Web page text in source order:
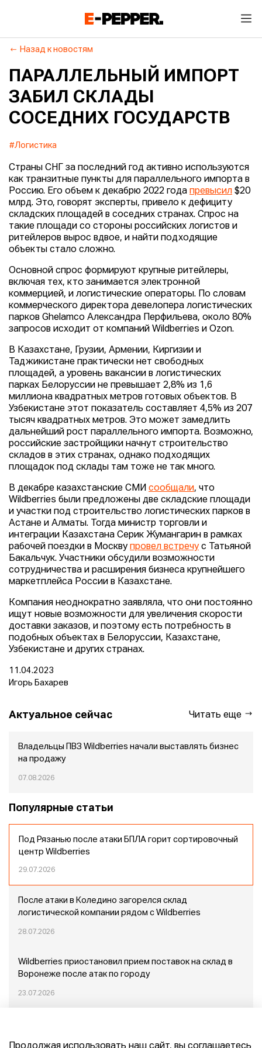
Назад к новостям
ПАРАЛЛЕЛЬНЫЙ ИМПОРТ
ЗАБИЛ СКЛАДЫ
СОСЕДНИХ ГОСУДАРСТВ
#Логистика
Страны СНГ за последний год активно используются
как транзитные пункты для параллельного импорта в
Россию. Его объем к декабрю 2022 года превысил $20
млрд. Это, говорят эксперты, привело к дефициту
складских площадей в соседних странах. Спрос на
такие площади со стороны российских логистов и
ритейлеров вырос вдвое, и найти подходящие
объекты стало сложно.
Основной спрос формируют крупные ритейлеры,
включая тех, кто занимается электронной
коммерцией, и логистические операторы. По словам
коммерческого директора девелопера логистических
парков Ghelamco Александра Перфильева, около 80%
запросов исходит от компаний Wildberries и Ozon.
В Казахстане, Грузии, Армении, Киргизии и
Таджикистане практически нет свободных
площадей, а уровень вакансии в логистических
парках Белоруссии не превышает 2,8% из 1,6
миллиона квадратных метров готовых объектов. В
Узбекистане этот показатель составляет 4,5% из 207
тысяч квадратных метров. Это может замедлить
дальнейший рост параллельного импорта. Возможно,
российские застройщики начнут строительство
складов в этих странах, однако подходящих
площадок под склады там тоже не так много.
В декабре казахстанские СМИ сообщали, что
Wildberries были предложены две складские площади
и участки под строительство логистических парков в
Астане и Алматы. Тогда министр торговли и
интеграции Казахстана Серик Жумангарин в рамках
рабочей поездки в Москву провел встречу с Татьяной
Бакальчук. Участники обсудили возможности
сотрудничества и расширения бизнеса крупнейшего
маркетплейса России в Казахстане.
Компания неоднократно заявляла, что они постоянно
ищут новые возможности для увеличения скорости
доставки заказов, и поэтому есть потребность в
подобных объектах в Белоруссии, Казахстане,
Узбекистане и других странах.
11.04.2023
Игорь Бахарев
Актуальное сейчас Читать еще
Владельцы ПВЗ Wildberries начали выставлять бизнес
на продажу
07.08.2026
Популярные статьи
Под Рязанью после атаки БПЛА горит сортировочный
центр Wildberries
29.07.2026
После атаки в Коледино загорелся склад
логистической компании рядом с Wildberries
28.07.2026
Wildberries приостановил прием поставок на склад в
Воронеже после атак по городу
23.07.2026